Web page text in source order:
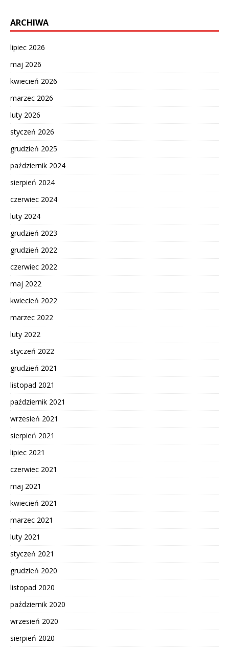
ARCHIWA
lipiec 2026
maj 2026
kwiecień 2026
marzec 2026
luty 2026
styczeń 2026
grudzień 2025
październik 2024
sierpień 2024
czerwiec 2024
luty 2024
grudzień 2023
grudzień 2022
czerwiec 2022
maj 2022
kwiecień 2022
marzec 2022
luty 2022
styczeń 2022
grudzień 2021
listopad 2021
październik 2021
wrzesień 2021
sierpień 2021
lipiec 2021
czerwiec 2021
maj 2021
kwiecień 2021
marzec 2021
luty 2021
styczeń 2021
grudzień 2020
listopad 2020
październik 2020
wrzesień 2020
sierpień 2020